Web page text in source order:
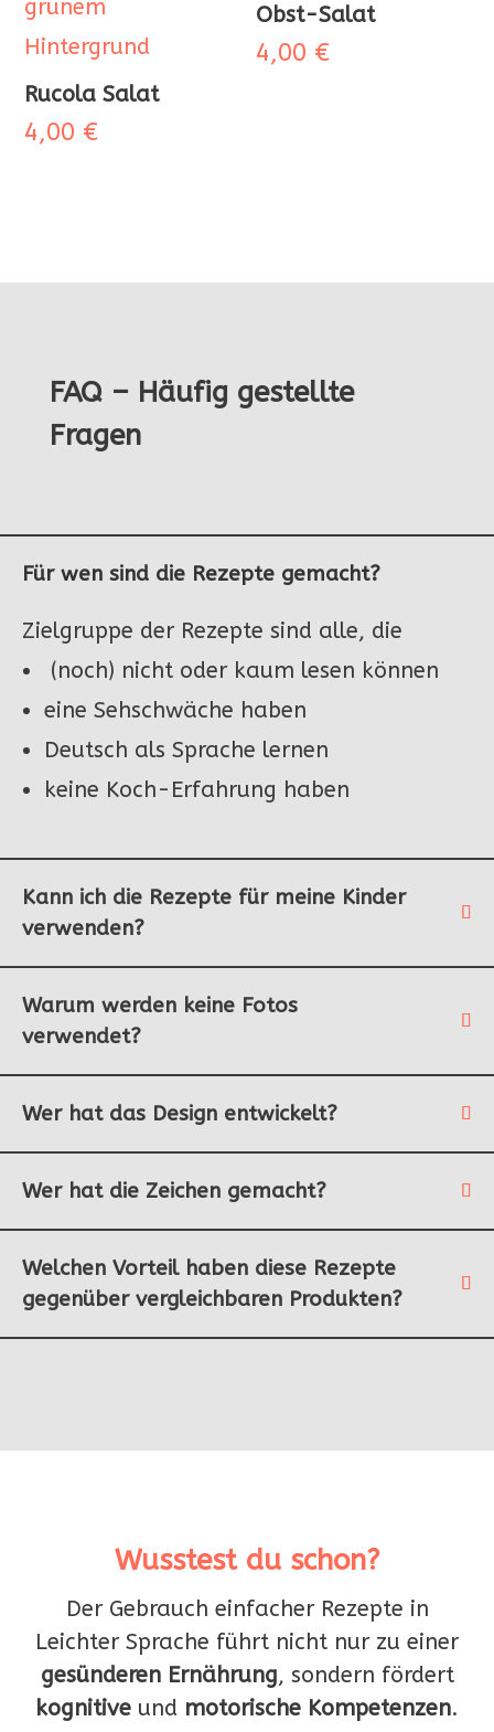
Rucola Salat
4,00 €
Obst-Salat
4,00 €
FAQ – Häufig gestellte
Fragen
Für wen sind die Rezepte gemacht?
Zielgruppe der Rezepte sind alle, die
(noch) nicht oder kaum lesen können
eine Sehschwäche haben
Deutsch als Sprache lernen
keine Koch-Erfahrung haben
Kann ich die Rezepte für meine Kinder
verwenden?
Warum werden keine Fotos
verwendet?
Wer hat das Design entwickelt?
Wer hat die Zeichen gemacht?
Welchen Vorteil haben diese Rezepte
gegenüber vergleichbaren Produkten?
Wusstest du schon?
Der Gebrauch einfacher Rezepte in
Leichter Sprache führt nicht nur zu einer
gesünderen Ernährung, sondern fördert
kognitive und motorische Kompetenzen.